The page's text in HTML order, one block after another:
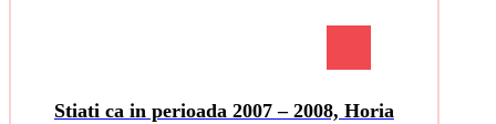
Stiati ca in perioada 2007 – 2008, Horia